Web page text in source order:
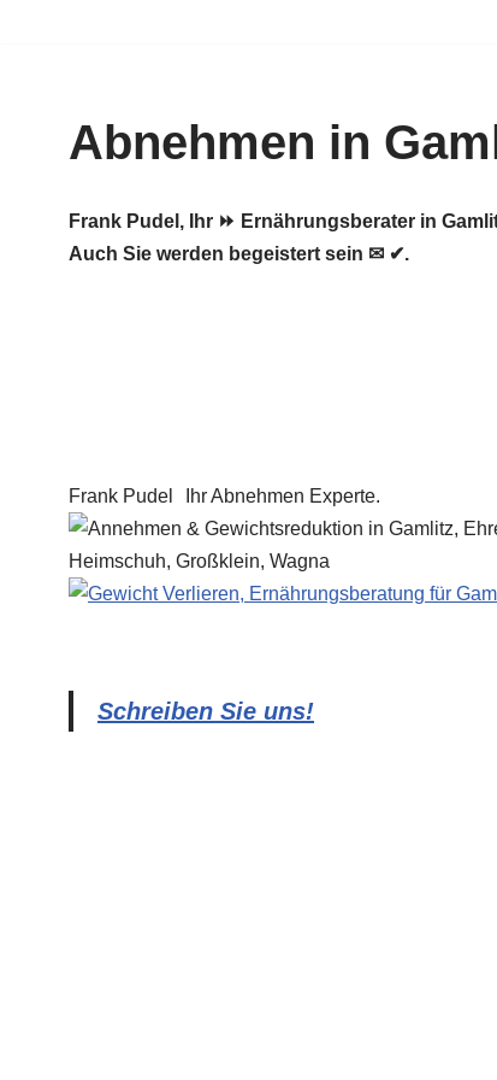
springenAbnehmen in
Frank Pudel, Ihr ⏩ Ernährungsberater in
Auch Sie werden begeistert sein ✉ ✔.
Frank Pudel Ihr Abnehmen Experte.
Schreiben Sie uns!